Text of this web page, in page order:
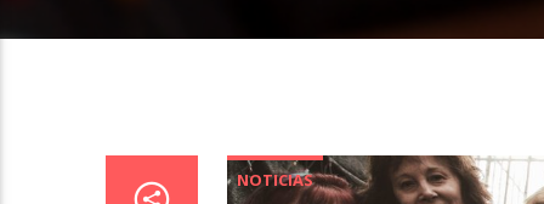
NOTICIAS